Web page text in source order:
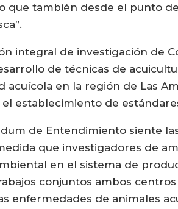
que también desde el punto
integral de investigación de
de técnicas de
en la región de Las
establecimiento de
de Entendimiento siente
que investigadores de
en el sistema de
conjuntos ambos
enfermedades de animales